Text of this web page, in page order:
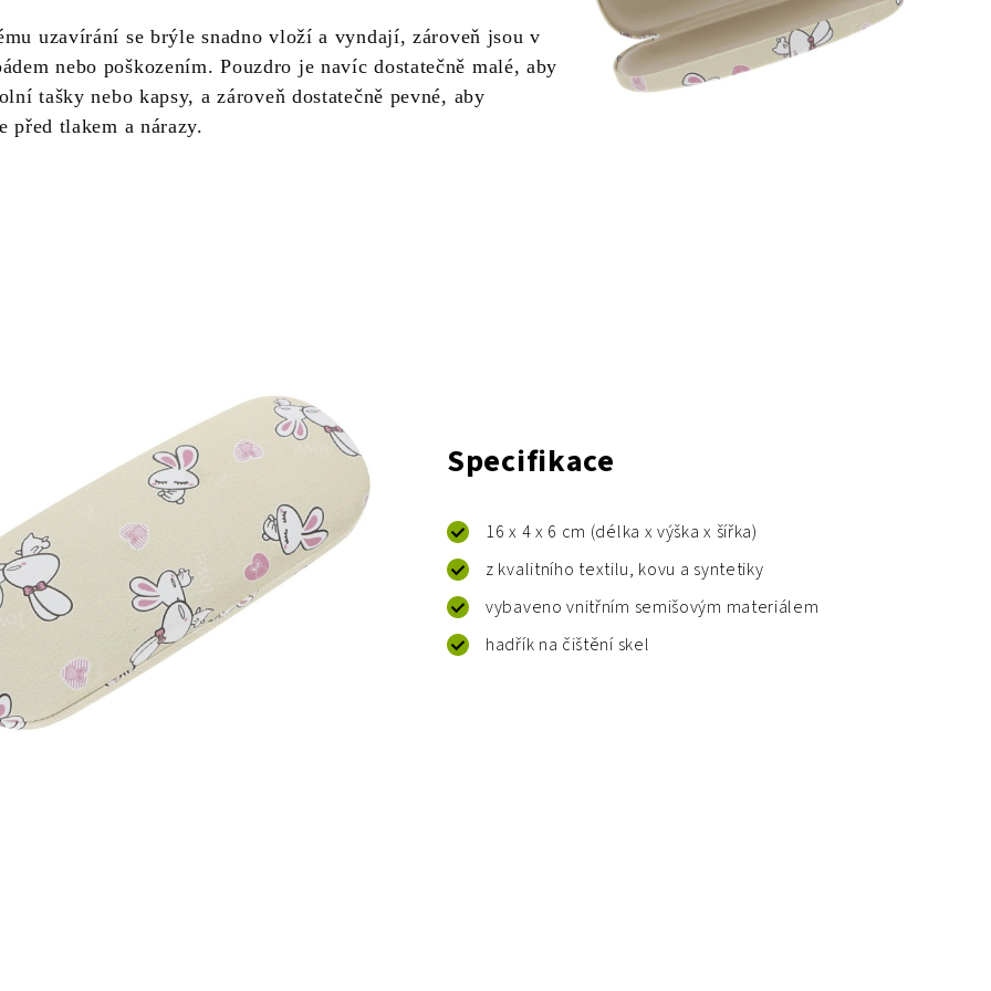
uzavírání se brýle snadno vloží a vyndají, zároveň jsou v
nebo poškozením. Pouzdro je navíc dostatečně malé, aby
tašky nebo kapsy, a zároveň dostatečně pevné, aby
před tlakem a nárazy.
Specifikace
16 x 4 x 6 cm (délka x výška x šířka)
z kvalitního textilu, kovu a syntetiky
vybaveno vnitřním semišovým materiálem
hadřík na čištění skel